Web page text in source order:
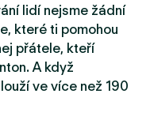
lidí nejsme žádní
které ti pomohou
přátele, kteří
A když
ve více než 190